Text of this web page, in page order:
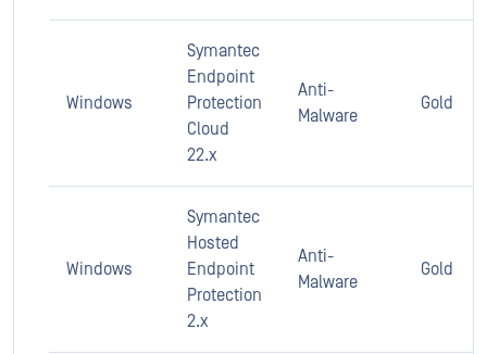
Windows
Symantec
Endpoint
Protection
Cloud
22.x
Anti-
Malware
Gold
Windows
Symantec
Hosted
Endpoint
Protection
2.x
Anti-
Malware
Gold